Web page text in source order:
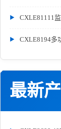
CXLE81111
CXLE8194多
最新